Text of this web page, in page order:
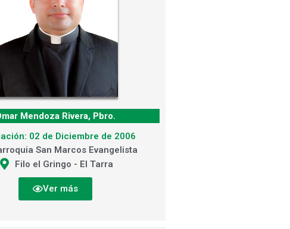
Mendoza Rivera, Pbro.
02 de Diciembre de 2006
San Marcos Evangelista
Filo el Gringo - El Tarra
Ver más